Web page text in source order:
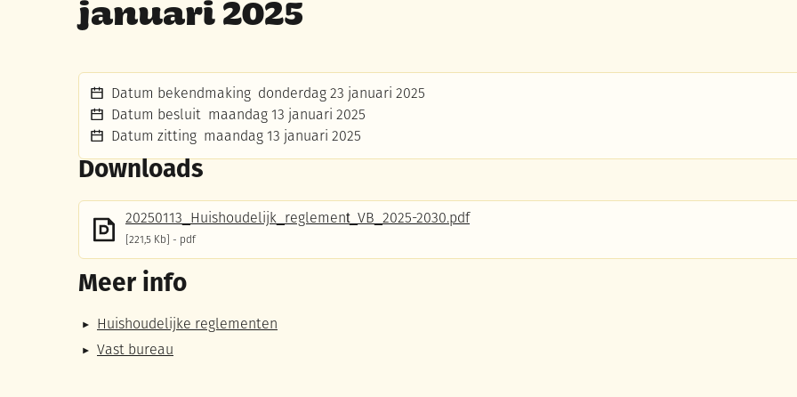
januari 2025
Datum bekendmaking donderdag 23 januari 2025
Datum besluit maandag 13 januari 2025
Datum zitting maandag 13 januari 2025
Downloads
20250113_Huishoudelijk_reglement_VB_2025-2030.pdf
221,5 Kb pdf
Meer info
Huishoudelijke reglementen
Vast bureau